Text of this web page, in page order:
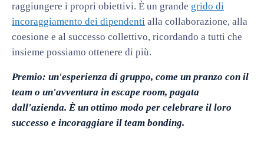
raggiungere i propri obiettivi. È un grande grido di
incoraggiamento dei dipendenti alla collaborazione, alla
coesione e al successo collettivo, ricordando a tutti che
insieme possiamo ottenere di più.
Premio: un'esperienza di gruppo, come un pranzo con il
team o un'avventura in escape room, pagata
dall'azienda. È un ottimo modo per celebrare il loro
successo e incoraggiare il team bonding.